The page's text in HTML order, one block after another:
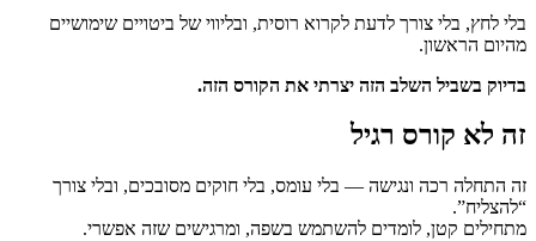
בלי לחץ, בלי צורך לדעת לקרוא רוסית, ובליווי של ביטויים שימושיים
מהיום הראשון.
בדיוק בשביל השלב הזה יצרתי את הקורס הזה.
זה לא קורס רגיל​
זה התחלה רכה ונגישה — בלי עומס, בלי חוקים מסובכים, ובלי צורך
“להצליח”.
מתחילים קטן, לומדים להשתמש בשפה, ומרגישים שזה אפשרי.